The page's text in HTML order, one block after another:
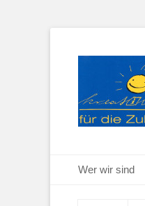
Primäres
Inhalt
Wer wir sind